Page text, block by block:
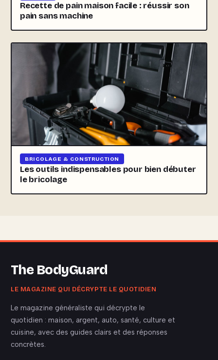
Recette de pain maison facile : réussir son
pain sans machine
BRICOLAGE & CONSTRUCTION
Les outils indispensables pour bien débuter
le bricolage
The BodyGuard
LE MAGAZINE QUI DÉCRYPTE LE QUOTIDIEN
Le magazine généraliste qui décrypte le
quotidien : maison, argent, auto, santé, culture et
cuisine, avec des guides clairs et des réponses
concrètes.